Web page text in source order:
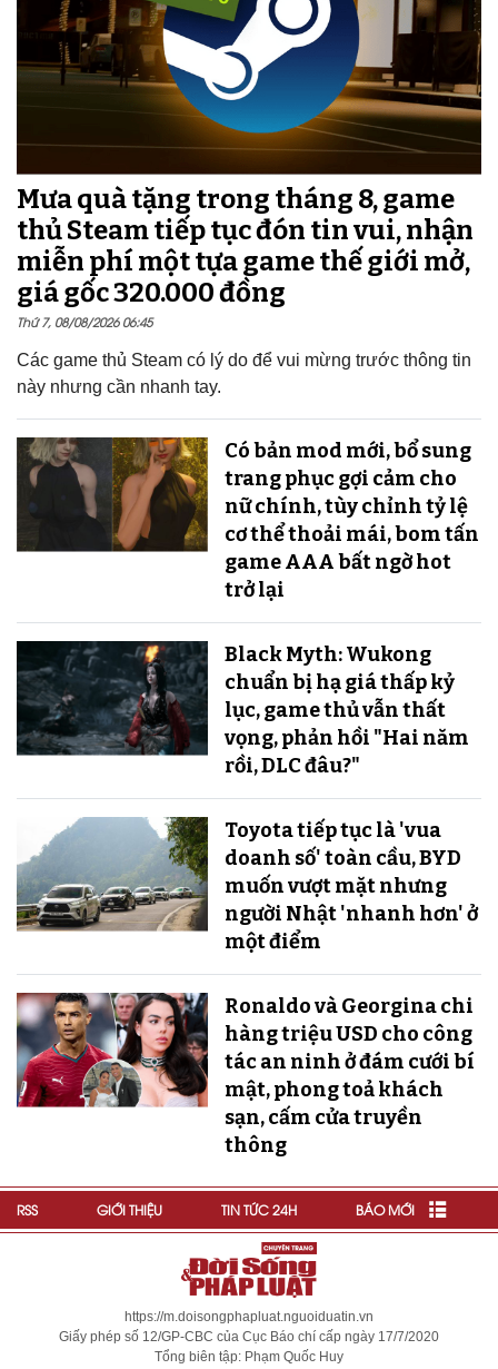
Mưa quà tặng trong tháng 8, game
thủ Steam tiếp tục đón tin vui, nhận
miễn phí một tựa game thế giới mở,
giá gốc 320.000 đồng
Thứ 7, 08/08/2026 06:45
Các game thủ Steam có lý do để vui mừng trước thông tin
này nhưng cần nhanh tay.
Có bản mod mới, bổ sung
trang phục gợi cảm cho
nữ chính, tùy chỉnh tỷ lệ
cơ thể thoải mái, bom tấn
game AAA bất ngờ hot
trở lại
Black Myth: Wukong
chuẩn bị hạ giá thấp kỷ
lục, game thủ vẫn thất
vọng, phản hồi "Hai năm
rồi, DLC đâu?"
Toyota tiếp tục là 'vua
doanh số' toàn cầu, BYD
muốn vượt mặt nhưng
người Nhật 'nhanh hơn' ở
một điểm
Ronaldo và Georgina chi
hàng triệu USD cho công
tác an ninh ở đám cưới bí
mật, phong toả khách
sạn, cấm cửa truyền
thông
RSS GIỚI THIỆU TIN TỨC 24H BÁO MỚI
https://m.doisongphapluat.nguoiduatin.vn
Giấy phép số 12/GP-CBC của Cục Báo chí cấp ngày 17/7/2020
Tổng biên tập: Phạm Quốc Huy